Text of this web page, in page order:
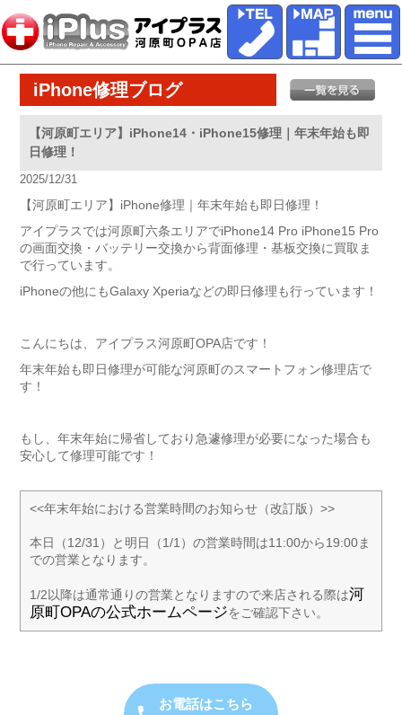
iPhone修理ブログ
【河原町エリア】iPhone14・iPhone15修理｜年末年始も即
日修理！
2025/12/31
【河原町エリア】iPhone修理｜年末年始も即日修理！
アイプラスでは河原町六条エリアでiPhone14 Pro iPhone15 Pro
の画面交換・バッテリー交換から背面修理・基板交換に買取ま
で行っています。
iPhoneの他にもGalaxy Xperiaなどの即日修理も行っています！
こんにちは、アイプラス河原町OPA店です！
年末年始も即日修理が可能な河原町のスマートフォン修理店で
す！
もし、年末年始に帰省しており急遽修理が必要になった場合も
安心して修理可能です！
<<年末年始における営業時間のお知らせ（改訂版）>>
本日（12/31）と明日（1/1）の営業時間は11:00から19:00ま
での営業となります。
1/2以降は通常通りの営業となりますので来店される際は河
原町OPAの公式ホームページをご確認下さい。
お電話はこちら